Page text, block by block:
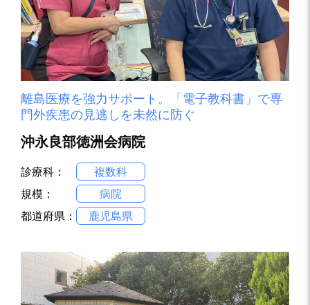
離島医療を強力サポート。「電子教科書」で専
門外疾患の見逃しを未然に防ぐ
沖永良部徳洲会病院
診療科：
複数科
規模：
病院
都道府県：
鹿児島県